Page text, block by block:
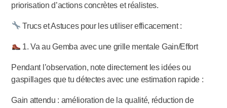
priorisation d’actions concrètes et réalistes.
Trucs et Astuces pour les utiliser efficacement :
1. Va au Gemba avec une grille mentale Gain/Effort
Pendant l’observation, note directement les idées ou
gaspillages que tu détectes avec une estimation rapide :
Gain attendu : amélioration de la qualité, réduction de